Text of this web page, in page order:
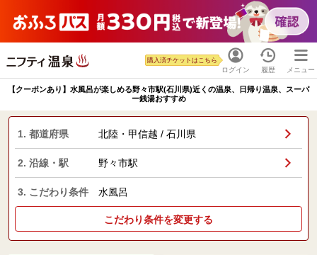
ログイン
購入済チケットはこちら
履歴 メニュー
【クーポンあり】水風呂が楽しめる野々市駅(石川県)近くの温泉、日帰り温泉、スーパ
ー銭湯おすすめ
1. 都道府県 北陸・甲信越 / 石川県
2. 沿線・駅 野々市駅
3. こだわり条件 水風呂
こだわり条件を変更する